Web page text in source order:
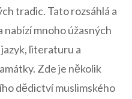
tradic. Tato rozsáhlá a
mnoho úžasných
literaturu ⁣a
Zde je několik
dědictví muslimského